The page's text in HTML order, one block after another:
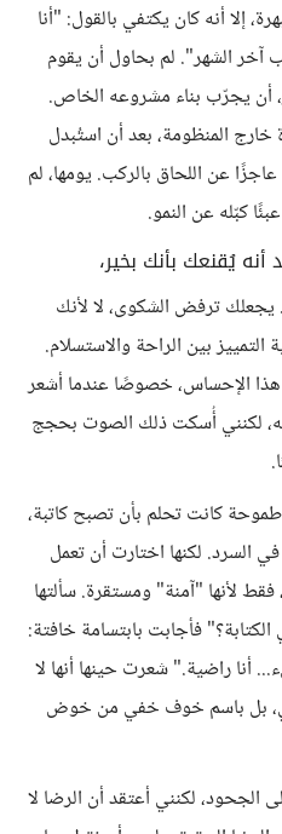
إلا أنه كان يكتفي بالقول: "أنا
آخر الشهر". لم بحاول أن يقوم
أن يجرّب بناء مشروعه الخاص.
المنظومة، بعد أن استُبدل
عن اللحاق بالركب. يومها، لم
كبّله عن النمو.
يُقنعك بأنك بخير،
ترفض الشكوى، لا لأنك
بين الراحة والاستسلام.
هذا الإحساس، خصوصًا عندما أشعر
لكنني أُسكت ذلك الصوت بحجج
كانت تحلم بأن تصبح كاتبة،
السرد. لكنها اختارت أن تعمل
لأنها "آمنة" ومستقرة. سألتها
فأجابت بابتسامة خافتة:
أنا راضية." شعرت حينها أنها لا
بل باسم خوف خفي من خوض
الجحود، لكنني أعتقد أن الرضا لا